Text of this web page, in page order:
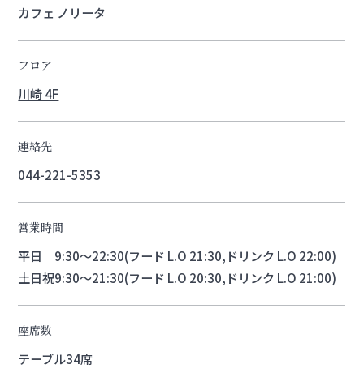
カフェ ノリータ
フロア
川崎 4F
連絡先
044-221-5353
営業時間
平日 9:30～22:30(フード L.O 21:30,ドリンク L.O 22:00)
土日祝9:30～21:30(フード L.O 20:30,ドリンク L.O 21:00)
座席数
テーブル34席